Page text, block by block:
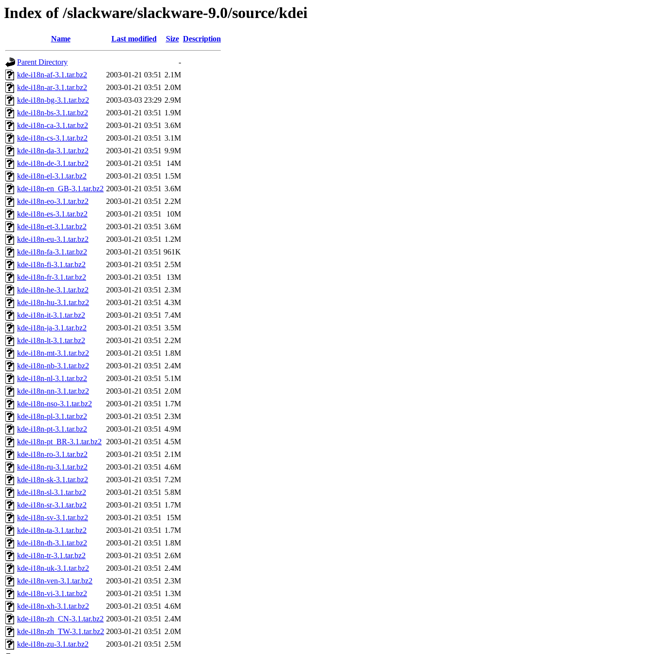
Index of /slackware/slackware-9.0/source/kdei
Name Last modified Size Description
Parent Directory
-
kde-i18n-af-3.1.tar.bz2
2003-01-21 03:51 2.1M
kde-i18n-ar-3.1.tar.bz2
2003-01-21 03:51 2.0M
kde-i18n-bg-3.1.tar.bz2
2003-03-03 23:29 2.9M
kde-i18n-bs-3.1.tar.bz2
2003-01-21 03:51 1.9M
kde-i18n-ca-3.1.tar.bz2
2003-01-21 03:51 3.6M
kde-i18n-cs-3.1.tar.bz2
2003-01-21 03:51 3.1M
kde-i18n-da-3.1.tar.bz2
2003-01-21 03:51 9.9M
kde-i18n-de-3.1.tar.bz2
2003-01-21 03:51
14M
kde-i18n-el-3.1.tar.bz2
2003-01-21 03:51 1.5M
kde-i18n-en_GB-3.1.tar.bz2 2003-01-21 03:51 3.6M
kde-i18n-eo-3.1.tar.bz2
2003-01-21 03:51 2.2M
kde-i18n-es-3.1.tar.bz2
2003-01-21 03:51
10M
kde-i18n-et-3.1.tar.bz2
2003-01-21 03:51 3.6M
kde-i18n-eu-3.1.tar.bz2
2003-01-21 03:51 1.2M
kde-i18n-fa-3.1.tar.bz2
2003-01-21 03:51 961K
kde-i18n-fi-3.1.tar.bz2
2003-01-21 03:51 2.5M
kde-i18n-fr-3.1.tar.bz2
2003-01-21 03:51
13M
kde-i18n-he-3.1.tar.bz2
2003-01-21 03:51 2.3M
kde-i18n-hu-3.1.tar.bz2
2003-01-21 03:51 4.3M
kde-i18n-it-3.1.tar.bz2
2003-01-21 03:51 7.4M
kde-i18n-ja-3.1.tar.bz2
2003-01-21 03:51 3.5M
kde-i18n-lt-3.1.tar.bz2
2003-01-21 03:51 2.2M
kde-i18n-mt-3.1.tar.bz2
2003-01-21 03:51 1.8M
kde-i18n-nb-3.1.tar.bz2
2003-01-21 03:51 2.4M
kde-i18n-nl-3.1.tar.bz2
2003-01-21 03:51 5.1M
kde-i18n-nn-3.1.tar.bz2
2003-01-21 03:51 2.0M
kde-i18n-nso-3.1.tar.bz2
2003-01-21 03:51 1.7M
kde-i18n-pl-3.1.tar.bz2
2003-01-21 03:51 2.3M
kde-i18n-pt-3.1.tar.bz2
2003-01-21 03:51 4.9M
kde-i18n-pt_BR-3.1.tar.bz2 2003-01-21 03:51 4.5M
kde-i18n-ro-3.1.tar.bz2
2003-01-21 03:51 2.1M
kde-i18n-ru-3.1.tar.bz2
2003-01-21 03:51 4.6M
kde-i18n-sk-3.1.tar.bz2
2003-01-21 03:51 7.2M
kde-i18n-sl-3.1.tar.bz2
2003-01-21 03:51 5.8M
kde-i18n-sr-3.1.tar.bz2
2003-01-21 03:51 1.7M
kde-i18n-sv-3.1.tar.bz2
2003-01-21 03:51
15M
kde-i18n-ta-3.1.tar.bz2
2003-01-21 03:51 1.7M
kde-i18n-th-3.1.tar.bz2
2003-01-21 03:51 1.8M
kde-i18n-tr-3.1.tar.bz2
2003-01-21 03:51 2.6M
kde-i18n-uk-3.1.tar.bz2
2003-01-21 03:51 2.4M
kde-i18n-ven-3.1.tar.bz2
2003-01-21 03:51 2.3M
kde-i18n-vi-3.1.tar.bz2
2003-01-21 03:51 1.3M
kde-i18n-xh-3.1.tar.bz2
2003-01-21 03:51 4.6M
kde-i18n-zh_CN-3.1.tar.bz2 2003-01-21 03:51 2.4M
kde-i18n-zh_TW-3.1.tar.bz2 2003-01-21 03:51 2.0M
kde-i18n-zu-3.1.tar.bz2
2003-01-21 03:51 2.5M